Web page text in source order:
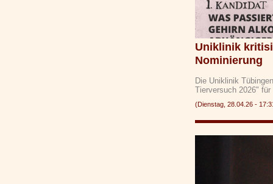
Uniklinik
Nominierung
Die Uniklinik
Tierversuch 2026"
(Dienstag, 28.04.26 -